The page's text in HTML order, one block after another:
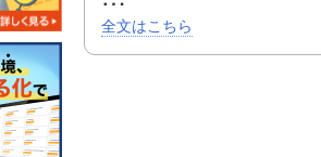
後半では、IoTセ
第4次産業革命の
IoT技術。本講座
全文はこちら